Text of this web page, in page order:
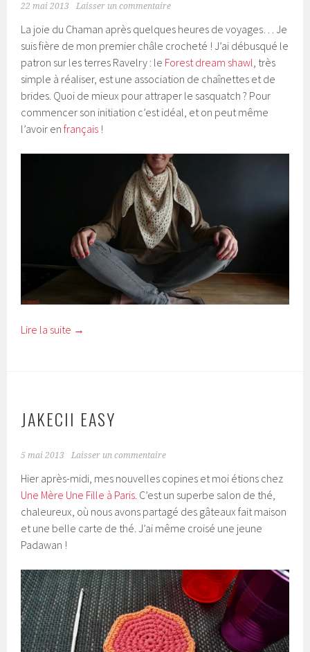
22 mai 2013 Laisser un commentaire
La joie du Chaman après quelques heures de voyages… Je
suis fière de mon premier châle crocheté ! J’ai débusqué le
patron sur les terres Ravelry : le Forest dream shawl , très
simple à réaliser, est une association de chaînettes et de
brides. Quoi de mieux pour attraper le sasquatch ? Pour
commencer son initiation c’est idéal, et on peut même
l’avoir enfrançais !
Lire la suite →
JAKECII EASY
5 mai 2013 Laisser un commentaire
Hier après-midi, mes nouvelles copines et moi étions chez
Une Mère Une Fille à Paris . C’est un superbe salon de thé,
chaleureux, où nous avons partagé des gâteaux fait maison
et une belle carte de thé. J’ai même croisé une jeune
Padawan !